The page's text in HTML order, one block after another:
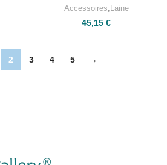
Accessoires Laine
45,15 €
2 3 4 5 →